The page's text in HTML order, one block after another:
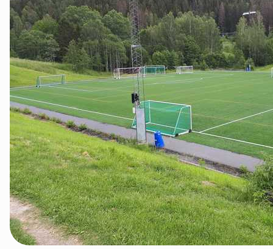
Støtt oss
Nordland
Oslo og Akershus
Sogn og Fjordane
Trøndelag
Telemark